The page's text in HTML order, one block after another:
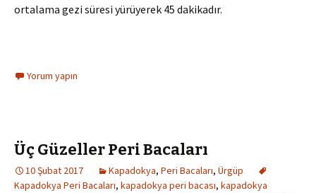
ortalama gezi süresi yürüyerek 45 dakikadır.
Yorum yapın
Üç Güzeller Peri Bacaları
10 Şubat 2017 Kapadokya, Peri Bacaları, Ürgüp
Kapadokya Peri Bacaları, kapadokya peri bacası, kapadokya